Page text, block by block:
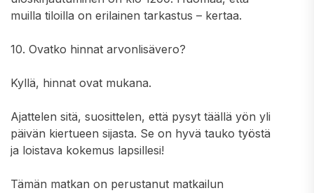
muilla tiloilla on erilainen tarkastus – kertaa.
10. Ovatko hinnat arvonlisävero?
Kyllä, hinnat ovat mukana.
Ajattelen sitä, suosittelen, että pysyt täällä yön yli
päivän kiertueen sijasta. Se on hyvä tauko työstä
ja loistava kokemus lapsillesi!
Tämän matkan on perustanut matkailun